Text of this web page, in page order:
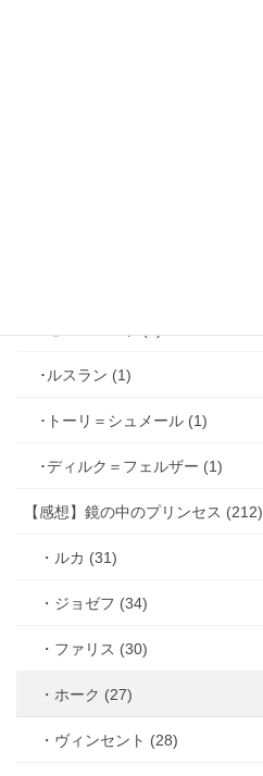
･ルスラン (1)
･トーリ＝シュメール (1)
･ディルク＝フェルザー (1)
【感想】鏡の中のプリンセス (212)
・ルカ (31)
・ジョゼフ (34)
・ファリス (30)
・ホーク (27)
・ヴィンセント (28)